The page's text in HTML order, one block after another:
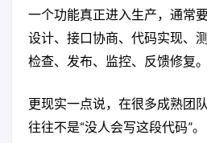
一个功能真正进入生产，通常
设计、接口协商、代码实现、
检查、发布、监控、反馈修复
更现实一点说，在很多成熟团
往往不是“没人会写这段代码”。